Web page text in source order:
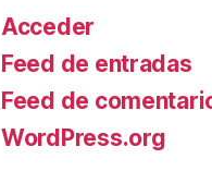
Acceder
Feed de entradas
Feed de
WordPress.org